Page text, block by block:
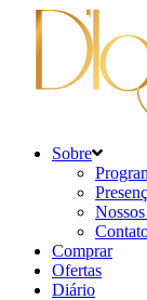
Sobre
Comprar
Ofertas
Diário